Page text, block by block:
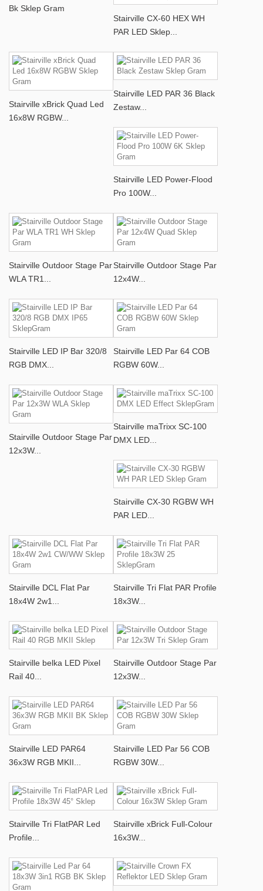
Bk Sklep Gram
Stairville CX-60 HEX WH
PAR LED Sklep...
Stairville xBrick Quad Led
16x8W RGBW...
Stairville LED PAR 36 Black
Zestaw...
Stairville LED Power-Flood
Pro 100W...
Stairville Outdoor Stage Par
WLA TR1...
Stairville Outdoor Stage Par
12x4W...
Stairville LED IP Bar 320/8
RGB DMX...
Stairville LED Par 64 COB
RGBW 60W...
Stairville Outdoor Stage Par
12x3W...
Stairville maTrixx SC-100
DMX LED...
Stairville CX-30 RGBW WH
PAR LED...
Stairville DCL Flat Par
18x4W 2w1...
Stairville Tri Flat PAR Profile
18x3W...
Stairville belka LED Pixel
Rail 40...
Stairville Outdoor Stage Par
12x3W...
Stairville LED PAR64
36x3W RGB MKII...
Stairville LED Par 56 COB
RGBW 30W...
Stairville Tri FlatPAR Led
Profile...
Stairville xBrick Full-Colour
16x3W...